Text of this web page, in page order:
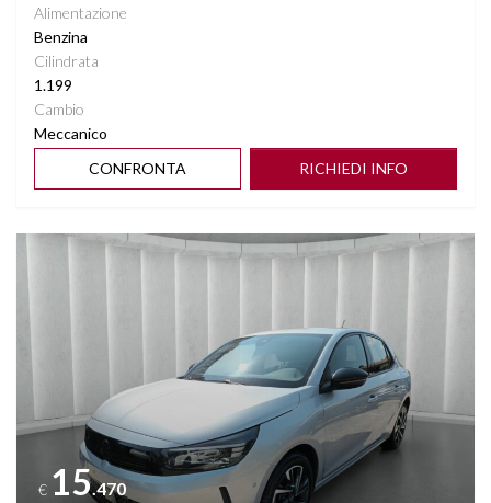
Alimentazione
Benzina
Cilindrata
1.199
Cambio
Meccanico
CONFRONTA
RICHIEDI INFO
Vedi dettagli
€ 15.470